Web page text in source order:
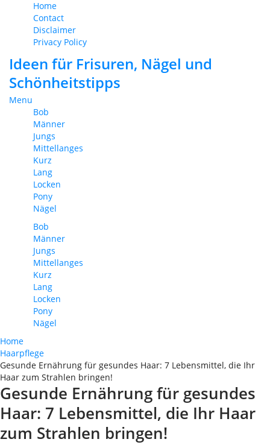
Home
Contact
Disclaimer
Privacy Policy
Ideen für Frisuren, Nägel und
Schönheitstipps
Menu
Bob
Männer
Jungs
Mittellanges
Kurz
Lang
Locken
Pony
Nägel
Bob
Männer
Jungs
Mittellanges
Kurz
Lang
Locken
Pony
Nägel
Home
Haarpflege
Gesunde Ernährung für gesundes Haar: 7 Lebensmittel, die Ihr
Haar zum Strahlen bringen!
Gesunde Ernährung für gesundes
Haar: 7 Lebensmittel, die Ihr Haar
zum Strahlen bringen!